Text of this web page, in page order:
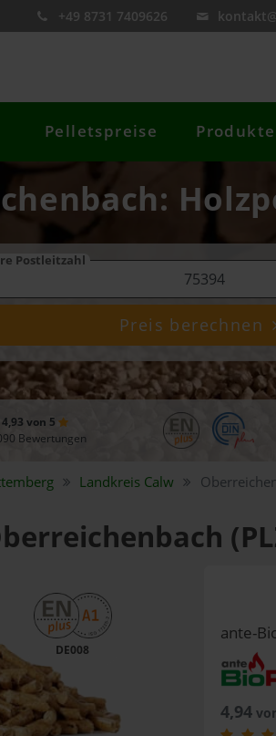
+49 8731 7409626
Pelletspreise Produkte
Postleitzahl
Preis berechnen
4,93 von 5
Bewertungen
Landkreis Calw
DE008
ante-
4,94